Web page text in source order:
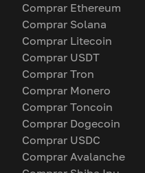
Comprar Ethereum
Comprar Solana
Comprar Litecoin
Comprar USDT
Comprar Tron
Comprar Monero
Comprar Toncoin
Comprar Dogecoin
Comprar USDC
Comprar Avalanche